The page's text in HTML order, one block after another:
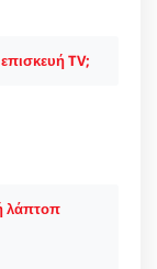
TV;
λάπτοπ